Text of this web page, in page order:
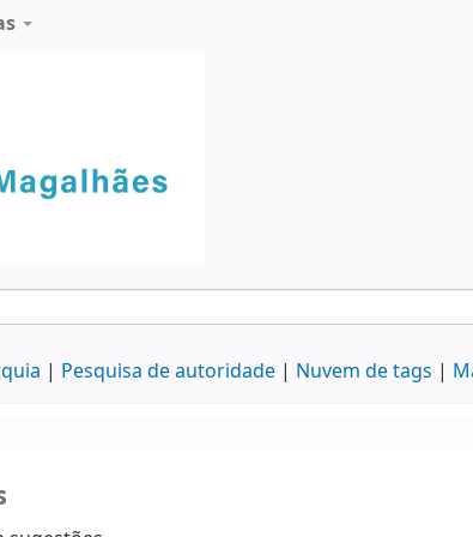
Pesquisa de autoridade Nuvem de tags